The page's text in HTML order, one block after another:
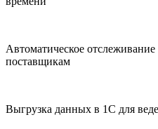
Автоматическое
поставщикам
Выгрузка данных в 1С для